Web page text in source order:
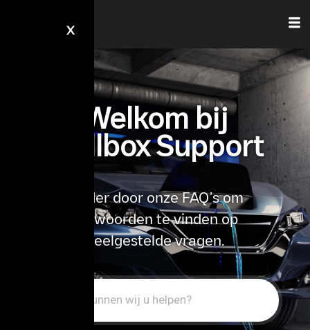
X
Welkom bij
Wallbox Support
Blader door onze FAQ’s om
antwoorden te vinden op
veelgestelde vragen.